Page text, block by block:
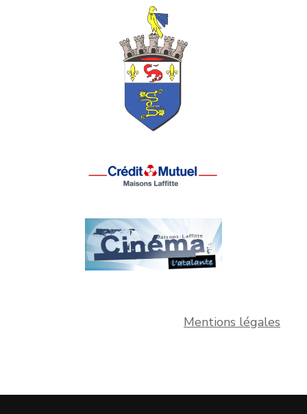
Mentions légales